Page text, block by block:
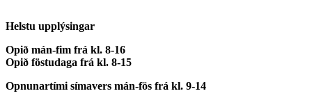
Helstu upplýsingar
Opið mán-fim frá kl. 8-16
Opið föstudaga frá kl. 8-15
Opnunartími símavers mán-fös frá kl. 9-14